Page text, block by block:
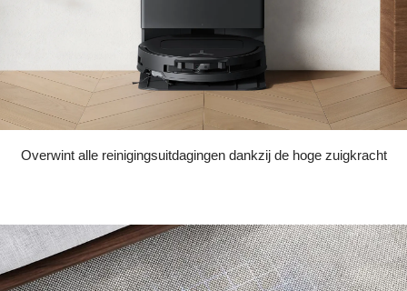
Overwint alle reinigingsuitdagingen dankzij de hoge zuigkracht